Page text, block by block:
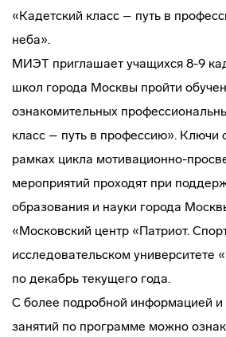
«Кадетский класс – путь в
неба».
МИЭТ приглашает учащихся 8-9
школ города Москвы пройти
ознакомительных
класс – путь в профессию». Ключи
рамках цикла мотивационно-
мероприятий проходят при
образования и науки города
«Московский центр «Патриот.
исследовательском университете
по декабрь текущего года.
С более подробной информацией и
занятий по программе можно